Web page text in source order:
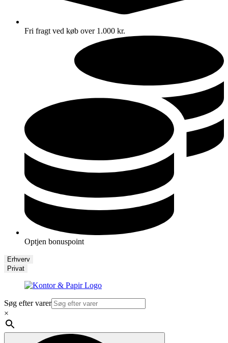
Fri fragt ved køb over 1.000 kr.
Optjen bonuspoint
Erhverv
Privat
Søg efter varer
×